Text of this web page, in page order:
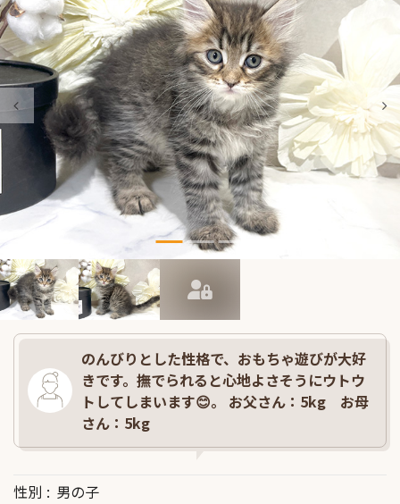
のんびりとした性格で、おもちゃ遊びが大好
きです。撫でられると心地よさそうにウトウ
トしてしまいます😊。 お父さん：5kg お母
さん：5kg
性別
男の子